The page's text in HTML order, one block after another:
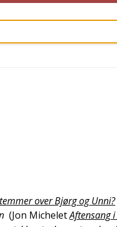
over Bjørg og Unni?
(Jon MicheletAftensang